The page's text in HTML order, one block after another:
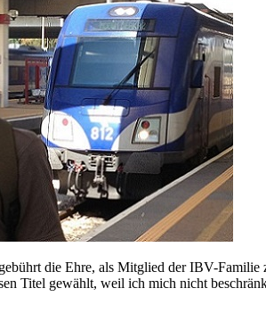
die Ehre, als Mitglied der IBV-
Titel gewählt, weil ich mich nicht